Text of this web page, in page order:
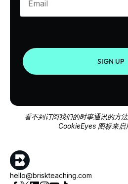
SIGN UP
看不到订阅我们的时事通讯的方
CookieEyes 图标来启
hello@briskteaching.com